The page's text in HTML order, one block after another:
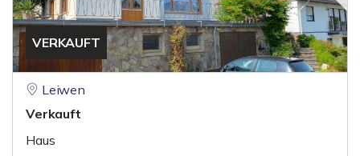
VERKAUFT
Leiwen
Verkauft
Haus